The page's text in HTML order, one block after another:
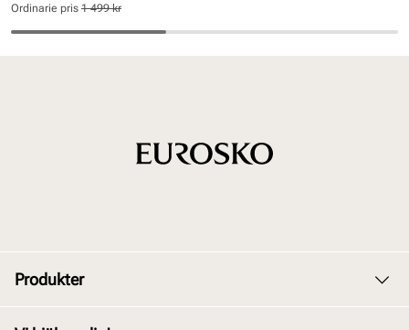
pris
Pris
pris
Pris
Ordinarie pris 1 499 kr
Produkter